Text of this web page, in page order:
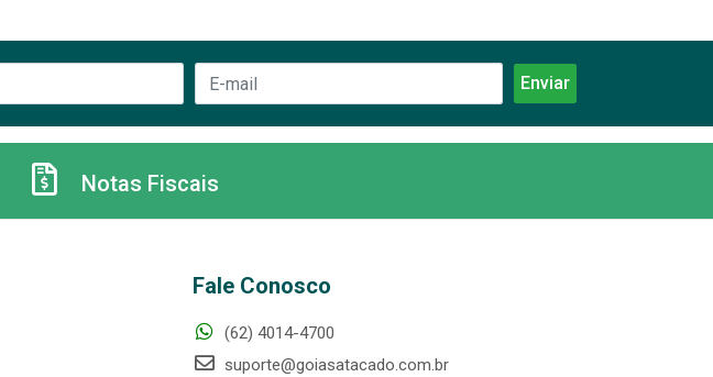
Notas Fiscais
Fale Conosco
(62) 4014-4700
suporte@goiasatacado.com.br